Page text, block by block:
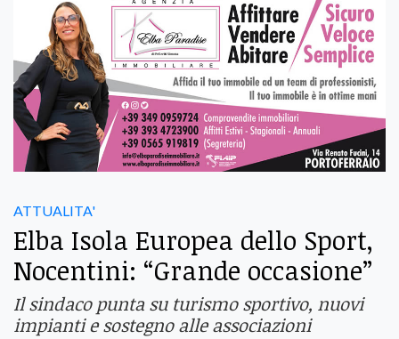
ATTUALITA'
Elba Isola Europea dello Sport,
Nocentini: “Grande occasione”
Il sindaco punta su turismo sportivo, nuovi
impianti e sostegno alle associazioni